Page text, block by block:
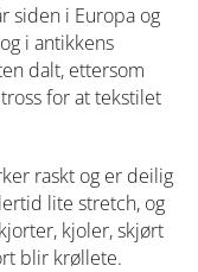
siden i Europa og
i antikkens
dalt, ettersom
for at tekstilet
raskt og er deilig
lite stretch, og
kjoler, skjørt
blir krøllete.